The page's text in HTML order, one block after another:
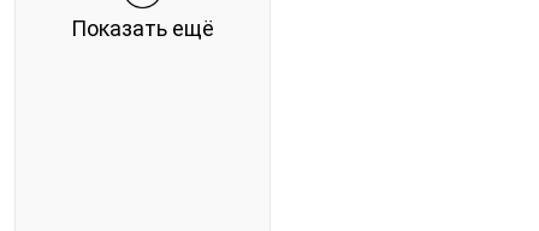
Показать ещё